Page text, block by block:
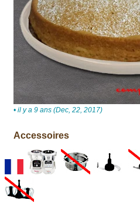
• il y a 9 ans (Dec, 22, 2017)
Accessoires